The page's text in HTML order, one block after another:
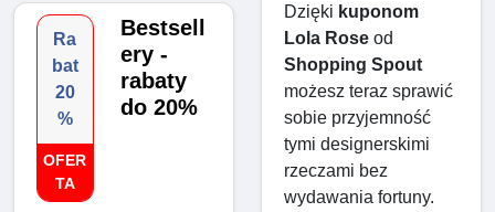
Ra
bat
20
%
OFER
TA
Bestsell
ery -
rabaty
do 20%
Dzięki kuponom
Lola Rose
Shopping Spout
możesz teraz sprawić
sobie przyjemność
tymi designerskimi
rzeczami bez
wydawania fortuny.